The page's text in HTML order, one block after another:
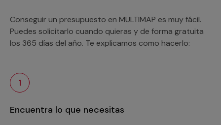
Conseguir un presupuesto en MULTIMAP es muy fácil.
Puedes solicitarlo cuando quieras y de forma gratuita
los 365 días del año. Te explicamos como hacerlo:
1
Encuentra lo que necesitas